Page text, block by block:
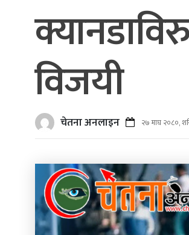
विजयी
चेतना अनलाइन २७ माघ २०८०,